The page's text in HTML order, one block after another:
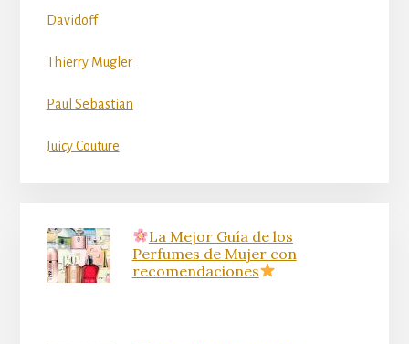
Davidoff
Thierry Mugler
Paul Sebastian
Juicy Couture
La Mejor Guía de los
Perfumes de Mujer con
recomendaciones